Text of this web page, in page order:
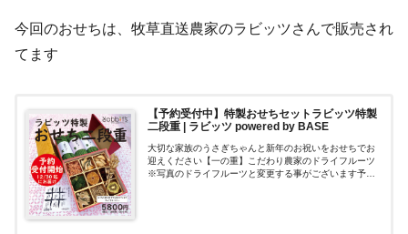
今回のおせちは、牧草直送農家のラビッツさんで販売され
てます
【予約受付中】特製おせちセットラビッツ特製
二段重 | ラビッツ powered by BASE
大切な家族のうさぎちゃんと新年のお祝いをおせちでお
迎えください【一の重】こだわり農家のドライフルーツ
※写真のドライフルーツと変更する事がございます予め